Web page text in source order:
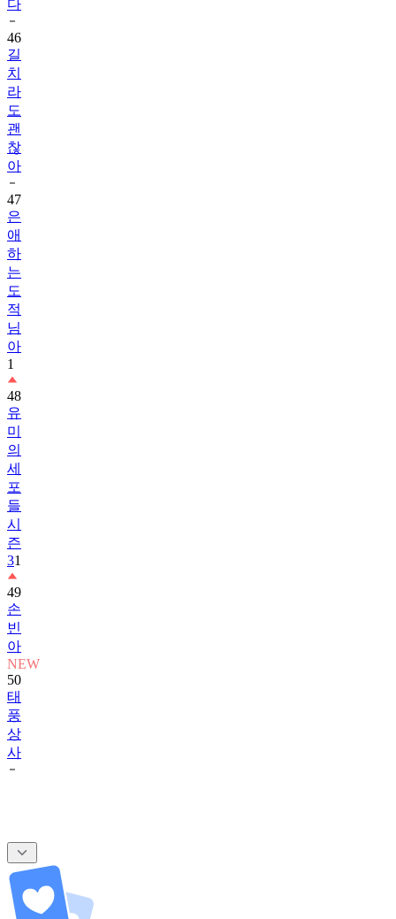
다
46
길
치
라
도
괜
찮
아
47
은
애
하
는
도
적
님
아
1
48
유
미
의
세
포
들
시
즌
31
49
손
빈
아
NEW
50
태
풍
상
사